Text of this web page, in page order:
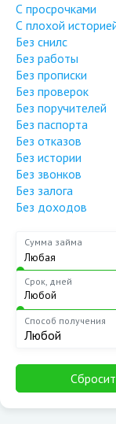
С просрочками
С плохой
Без снилс
Без работы
Без прописки
Без проверок
Без поручителей
Без паспорта
Без отказов
Без истории
Без звонков
Без залога
Без доходов
Сумма займа
Срок, дней
Способ получения
Любой